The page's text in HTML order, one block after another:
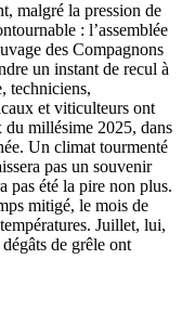
malgré la pression de
: l’assemblée
des Compagnons
un instant de recul à
techniciens,
et viticulteurs ont
du millésime 2025, dans
Un climat tourmenté
pas un souvenir
pas été la pire non plus.
mitigé, le mois de
Juillet, lui,
de grêle ont